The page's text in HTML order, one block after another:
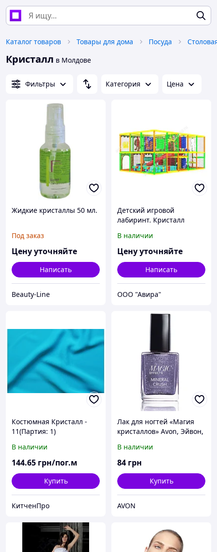
Каталог товаров Товары для дома Посуда
Кристалл в Молдове
Фильтры Категория Цена
Жидкие кристаллы 50 мл.
Под заказ
Цену уточняйте
Написать
Beauty-Line
Детский игровой
лабиринт. Кристалл
В наличии
Цену уточняйте
Написать
ООО "Авира"
Костюмная Кристалл -
11(Партия: 1)
В наличии
144.65 грн/пог.м
Купить
КитченПро
Лак для ногтей «Магия
кристаллов» Avon, Эйвон,
В наличии
84 грн
Купить
AVON